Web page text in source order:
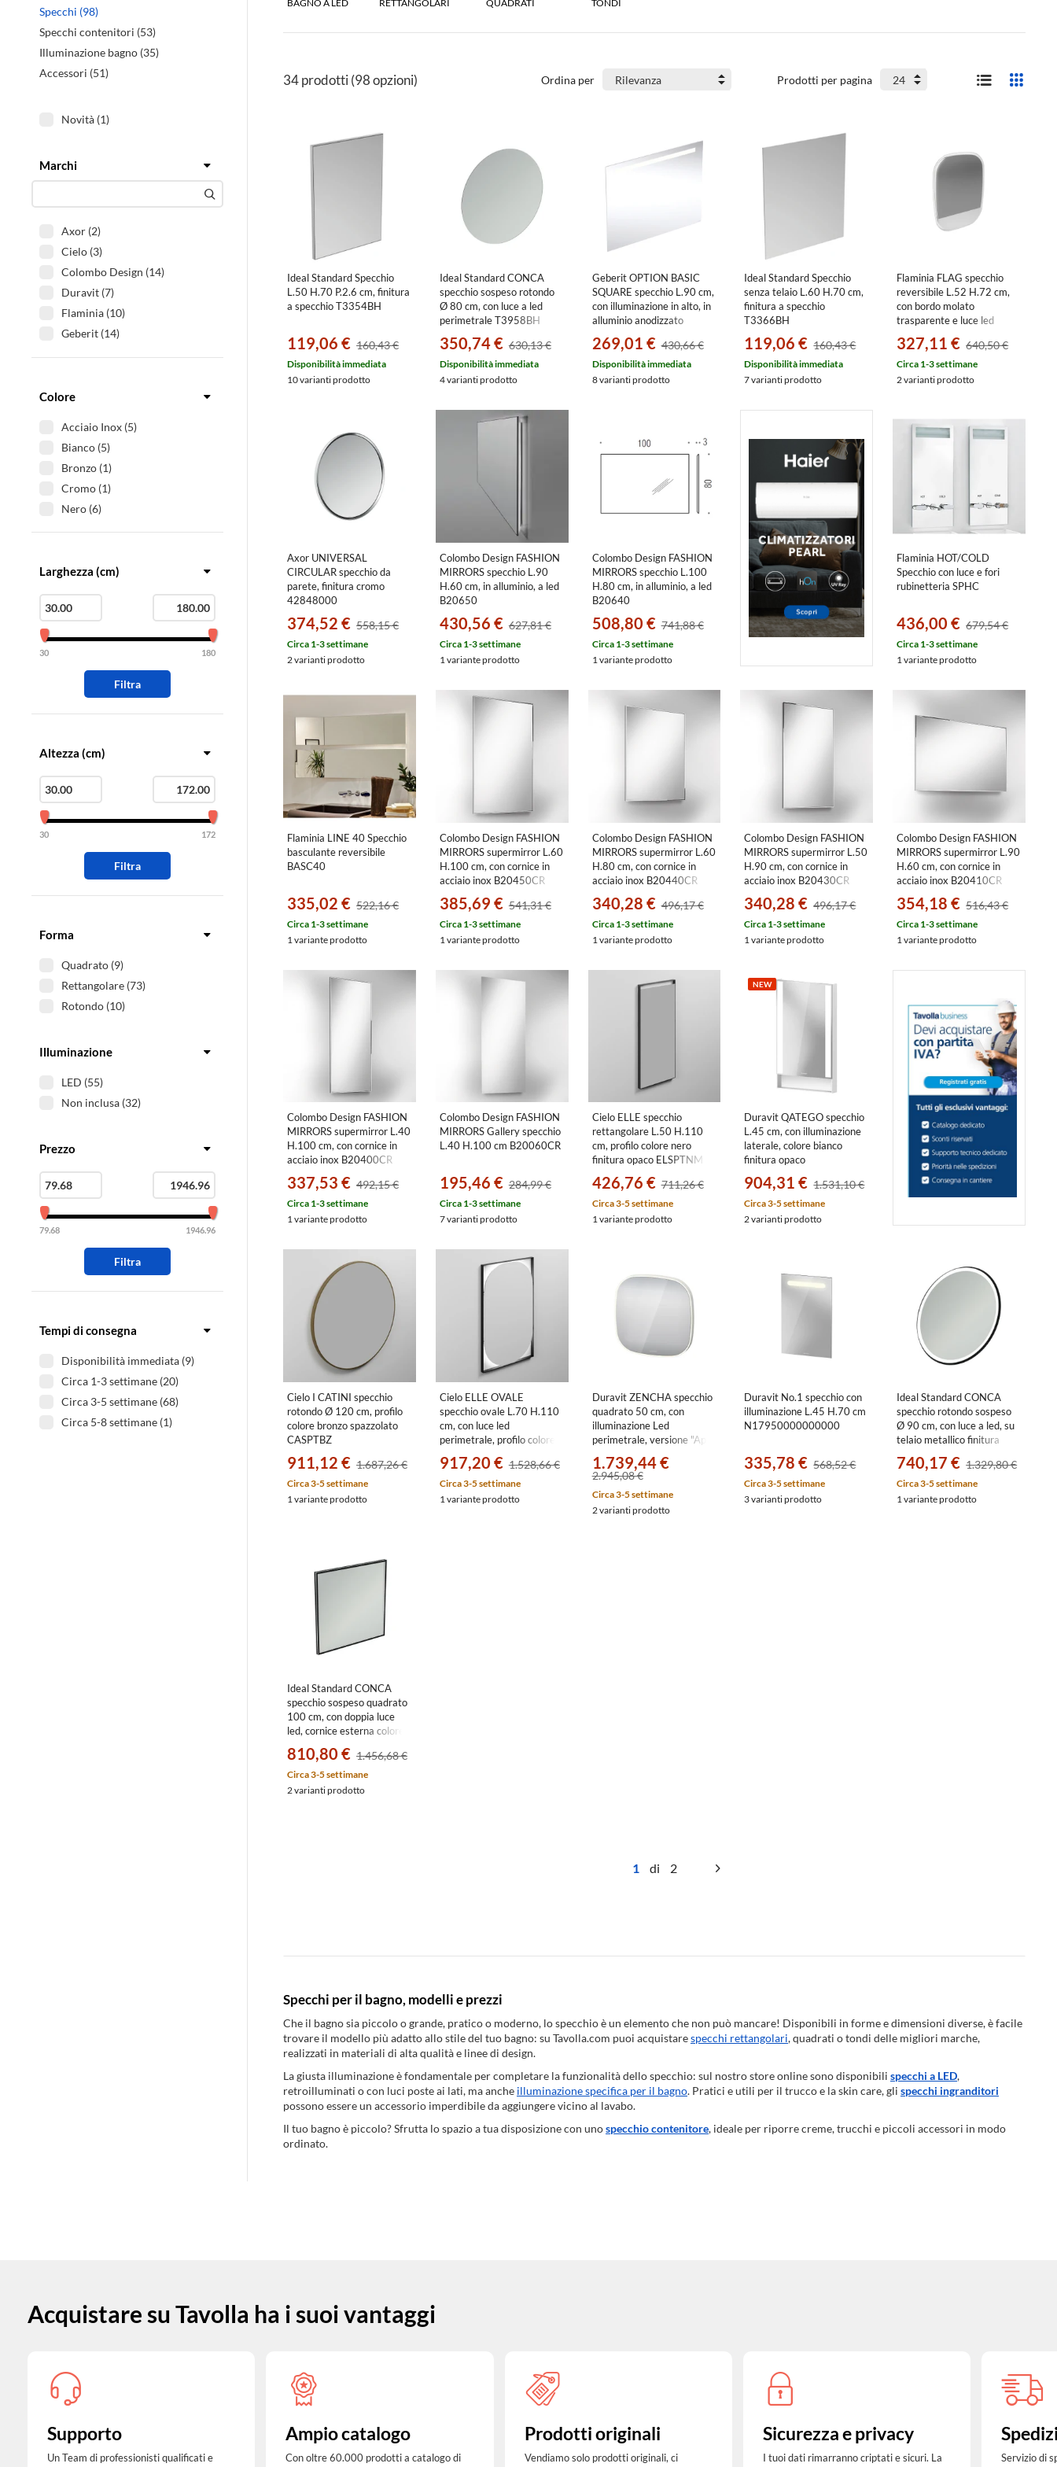
Specchi (98)
Specchi contenitori (53)
Illuminazione bagno (35)
Accessori (51)
Novità (1)
Marchi
Filtra
Axor (2)
Cielo (3)
Colombo Design (14)
Duravit (7)
Flaminia (10)
Geberit (14)
Colore
Acciaio Inox (5)
Bianco (5)
Bronzo (1)
Cromo (1)
Nero (6)
Larghezza (cm)
30 180
Filtra
Altezza (cm)
30 172
Filtra
Forma
Quadrato (9)
Rettangolare (73)
Rotondo (10)
Illuminazione
LED (55)
Non inclusa (32)
Prezzo
79.68 1946.96
Filtra
Tempi di consegna
Disponibilità immediata (9)
Circa 1-3 settimane (20)
Circa 3-5 settimane (68)
Circa 5-8 settimane (1)
BAGNO A LED
RETTANGOLARI
QUADRATI
TONDI
34 prodotti(98 opzioni) Ordina per Prodotti per pagina
Ideal Standard Specchio
L.50 H.70 P.2.6 cm, finitura
a specchio T3354BH
119,06 € 160,43 €
Disponibilità immediata
10 varianti prodotto
Ideal Standard CONCA
specchio sospeso rotondo
Ø 80 cm, con luce a led
perimetrale T3958BH
350,74 € 630,13 €
Disponibilità immediata
4 varianti prodotto
Geberit OPTION BASIC
SQUARE specchio L.90 cm,
con illuminazione in alto, in
alluminio anodizzato
269,01 € 430,66 €
Disponibilità immediata
8 varianti prodotto
Ideal Standard Specchio
senza telaio L.60 H.70 cm,
finitura a specchio
T3366BH
119,06 € 160,43 €
Disponibilità immediata
7 varianti prodotto
Flaminia FLAG specchio
reversibile L.52 H.72 cm,
con bordo molato
trasparente e luce led
327,11 € 640,50 €
Circa 1-3 settimane
2 varianti prodotto
Axor UNIVERSAL
CIRCULAR specchio da
parete, finitura cromo
42848000
374,52 € 558,15 €
Circa 1-3 settimane
2 varianti prodotto
Colombo Design FASHION
MIRRORS specchio L.90
H.60 cm, in alluminio, a led
B20650
430,56 € 627,81 €
Circa 1-3 settimane
1 variante prodotto
Colombo Design FASHION
MIRRORS specchio L.100
H.80 cm, in alluminio, a led
B20640
508,80 € 741,88 €
Circa 1-3 settimane
1 variante prodotto
Flaminia HOT/COLD
Specchio con luce e fori
rubinetteria SPHC
436,00 € 679,54 €
Circa 1-3 settimane
1 variante prodotto
Flaminia LINE 40 Specchio
basculante reversibile
BASC40
335,02 € 522,16 €
Circa 1-3 settimane
1 variante prodotto
Colombo Design FASHION
MIRRORS supermirror L.60
H.100 cm, con cornice in
acciaio inox B20450CR
385,69 € 541,31 €
Circa 1-3 settimane
1 variante prodotto
Colombo Design FASHION
MIRRORS supermirror L.60
H.80 cm, con cornice in
acciaio inox B20440CR
340,28 € 496,17 €
Circa 1-3 settimane
1 variante prodotto
Colombo Design FASHION
MIRRORS supermirror L.50
H.90 cm, con cornice in
acciaio inox B20430CR
340,28 € 496,17 €
Circa 1-3 settimane
1 variante prodotto
Colombo Design FASHION
MIRRORS supermirror L.90
H.60 cm, con cornice in
acciaio inox B20410CR
354,18 € 516,43 €
Circa 1-3 settimane
1 variante prodotto
Colombo Design FASHION
MIRRORS supermirror L.40
H.100 cm, con cornice in
acciaio inox B20400CR
337,53 € 492,15 €
Circa 1-3 settimane
1 variante prodotto
Colombo Design FASHION
MIRRORS Gallery specchio
L.40 H.100 cm B20060CR
195,46 € 284,99 €
Circa 1-3 settimane
7 varianti prodotto
Cielo ELLE specchio
rettangolare L.50 H.110
cm, profilo colore nero
finitura opaco ELSPTNM
426,76 € 711,26 €
Circa 3-5 settimane
1 variante prodotto
NEW
Duravit QATEGO specchio
L.45 cm, con illuminazione
laterale, colore bianco
finitura opaco
QA7080018180000
904,31 € 1.531,10 €
Circa 3-5 settimane
2 varianti prodotto
Cielo I CATINI specchio
rotondo Ø 120 cm, profilo
colore bronzo spazzolato
CASPTBZ
911,12 € 1.687,26 €
Circa 3-5 settimane
1 variante prodotto
Cielo ELLE OVALE
specchio ovale L.70 H.110
cm, con luce led
perimetrale, profilo colore
nero finitura opaco
ELSPONM
917,20 € 1.528,66 €
Circa 3-5 settimane
1 variante prodotto
Duravit ZENCHA specchio
quadrato 50 cm, con
illuminazione Led
perimetrale, versione "App",
colore bianco finitura opaco
ZE7065000000000
1.739,44 €
2.945,08 €
Circa 3-5 settimane
2 varianti prodotto
Duravit No.1 specchio con
illuminazione L.45 H.70 cm
N17950000000000
335,78 € 568,52 €
Circa 3-5 settimane
3 varianti prodotto
Ideal Standard CONCA
specchio rotondo sospeso
Ø 90 cm, con luce a led, su
telaio metallico finitura
black brown T4133BH
740,17 € 1.329,80 €
Circa 3-5 settimane
1 variante prodotto
Ideal Standard CONCA
specchio sospeso quadrato
100 cm, con doppia luce
led, cornice esterna colore
810,80 € 1.456,68 €
Circa 3-5 settimane
2 varianti prodotto
1di 2
Specchi per il bagno, modelli e prezzi
Che il bagno sia piccolo o grande, pratico o moderno, lo specchio è un elemento che non può mancare! Disponibili in forme e dimensioni diverse, è facile
trovare il modello più adatto allo stile del tuo bagno: su Tavolla.com puoi acquistarespecchi rettangolari, quadrati o tondi delle migliori marche,
realizzati in materiali di alta qualità e linee di design.
La giusta illuminazione è fondamentale per completare la funzionalità dello specchio: sul nostro store online sono disponibili specchi a LED,
retroilluminati o con luci poste ai lati, ma anche illuminazione specifica per il bagno. Pratici e utili per il trucco e la skin care, gli specchi ingranditori
possono essere un accessorio imperdibile da aggiungere vicino al lavabo.
Il tuo bagno è piccolo? Sfrutta lo spazio a tua disposizione con unospecchio contenitore, ideale per riporre creme, trucchi e piccoli accessori in modo
ordinato.
Acquistare su Tavolla ha i suoi vantaggi
Supporto
Un Team di professionisti qualificati e
Ampio catalogo
Con oltre 60.000 prodotti a catalogo di
Prodotti originali
Vendiamo solo prodotti originali, ci
Sicurezza e privacy
I tuoi dati rimarranno criptati e sicuri. La
Servizio di